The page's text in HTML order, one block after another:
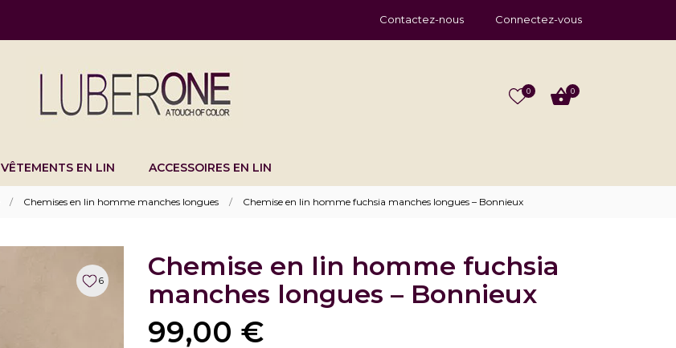
Contactez-nous Connectez-vous
0 0
VÊTEMENTS EN LIN ACCESSOIRES EN LIN
Chemises en lin homme manches longues Chemise en lin homme fuchsia manches longues – Bonnieux
6
Chemise en lin homme fuchsia
manches longues – Bonnieux
99,00 €